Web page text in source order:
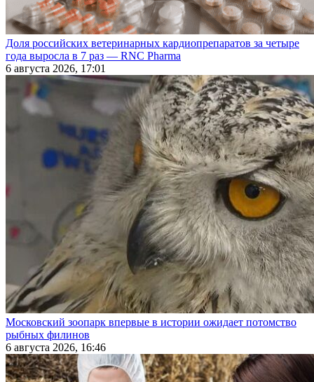
Доля российских ветеринарных кардиопрепаратов за четыре
года выросла в 7 раз — RNC Pharma
6 августа 2026, 17:01
Московский зоопарк впервые в истории ожидает потомство
рыбных филинов
6 августа 2026, 16:46